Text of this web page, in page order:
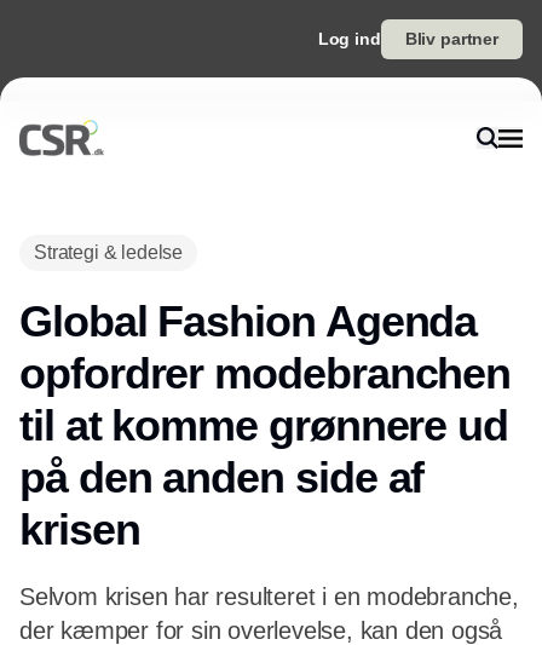
Log ind Bliv partner
Strategi & ledelse
Global Fashion Agenda
opfordrer modebranchen
til at komme grønnere ud
på den anden side af
krisen
Selvom krisen har resulteret i en modebranche,
der kæmper for sin overlevelse, kan den også